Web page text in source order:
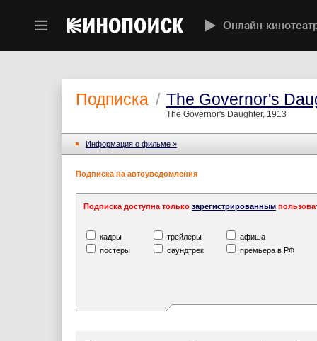
Онлайн-
Подписка / The Governor's
The Governor's Daughter, 1913
Информация o фильме »
Подписка на автоуведомления
Подписка доступна только зарегистрированным
кадры трейлеры
афиша
постеры
саундтрек премьера в РФ